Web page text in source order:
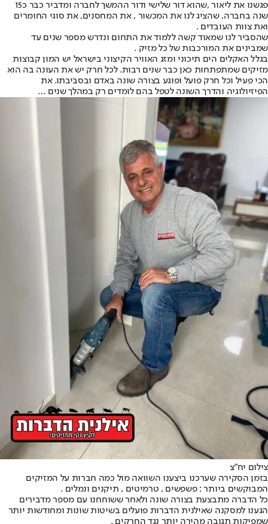
פגשנו את ליאור ,שהוא דור שלישי ודור ההמשך לחברה ומדביר כבר כ15
שנה בחברה, שהציג לנו את המכשור , את המחסנים, את סוגי החומרים
ואת צוות העובדים .
שהסביר לנו שמאוד קשה ללמוד את התחום ונדרש מספר שנים עד
שמבינים את המורכבות של כל מזיק .
בגלל האקלים הים תיכוני ומזג האוויר הקיצוני בישראל יש המון קבוצות
מזיקים שמתפתחות כאן כבר שנים רבות. לכל חרק יש את העונה בה הוא
הכי פעיל וכל חרק פועל ופוגע בצורה שונה באדם ובסביבתו. את
הפיזיולוגיה והדרך השונה לטפל בהם לומדים רק במהלך שנים …
צילום יח”צ
בזמן הסקירה שערכנו ביצענו השוואה מול כמה חברות על המזיקים
המבוקשים ביותר : פשפשים , טרמיטים , תיקנים ונמלים .
כל הדברה מתבצעת בצורה שונה ולאחר ששוחחנו עם מספר מדבירים
הגענו למסקנה שאילנית הדברות פועלים בשיטות שונות ומחודשות יותר
שמפיקות תגובה מהירה יותר נגד החרקים .